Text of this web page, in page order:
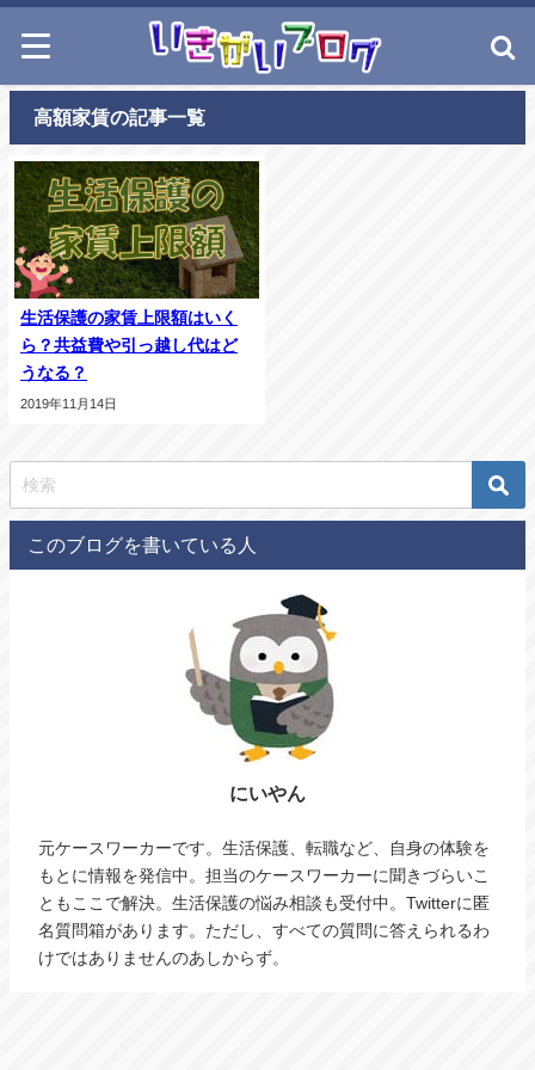
高額家賃の記事一覧
生活保護の家賃上限額はいく
ら？共益費や引っ越し代はど
うなる？
2019年11月14日
このブログを書いている人
にいやん
元ケースワーカーです。生活保護、転職など、自身の体験を
もとに情報を発信中。担当のケースワーカーに聞きづらいこ
ともここで解決。生活保護の悩み相談も受付中。Twitterに匿
名質問箱があります。ただし、すべての質問に答えられるわ
けではありませんのあしからず。